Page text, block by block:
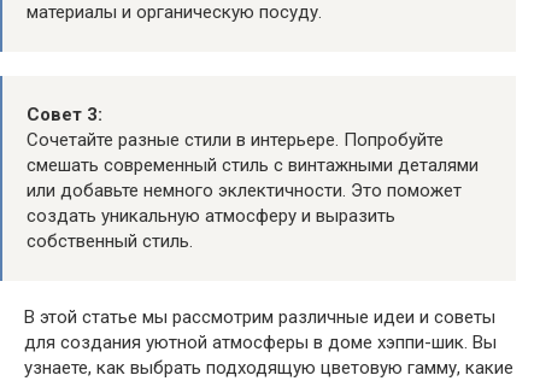
материалы и органическую посуду.
Совет 3:
Сочетайте разные стили в интерьере. Попробуйте
смешать современный стиль с винтажными деталями
или добавьте немного эклектичности. Это поможет
создать уникальную атмосферу и выразить
собственный стиль.
В этой статье мы рассмотрим различные идеи и советы
для создания уютной атмосферы в доме хэппи-шик. Вы
узнаете, как выбрать подходящую цветовую гамму, какие